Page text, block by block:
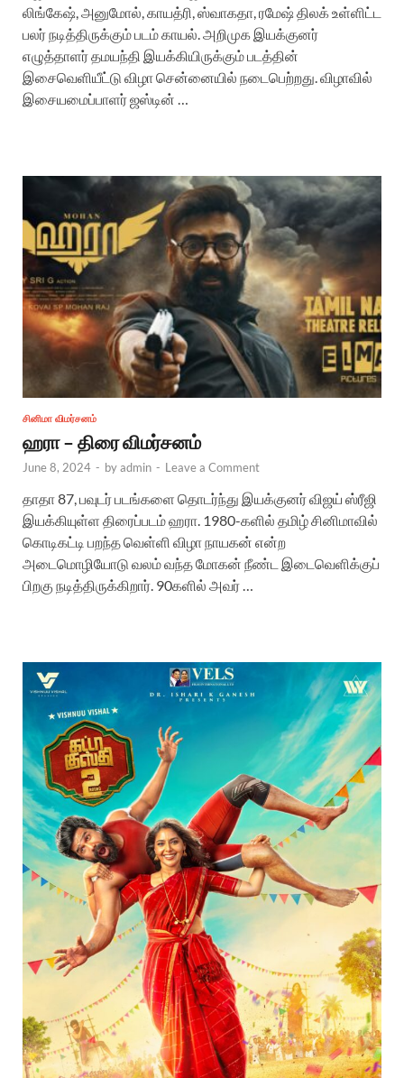
லிங்கேஷ், அனுமோல், காயத்ரி, ஸ்வாகதா, ரமேஷ் திலக் உள்ளிட்ட
பலர் நடித்திருக்கும் படம் காயல். அறிமுக இயக்குனர்
எழுத்தாளர் தமயந்தி இயக்கியிருக்கும் படத்தின்
இசைவெளியீட்டு விழா சென்னையில் நடைபெற்றது. விழாவில்
இசையமைப்பாளர் ஜஸ்டின் …
சினிமா விமர்சனம்
ஹரா – திரை விமர்சனம்
June 8, 2024 - byadmin - Leave a Comment
தாதா 87, பவுடர் படங்களை தொடர்ந்து இயக்குனர் விஜய் ஸ்ரீஜி
இயக்கியுள்ள திரைப்படம் ஹரா. 1980-களில் தமிழ் சினிமாவில்
கொடிகட்டி பறந்த வெள்ளி விழா நாயகன் என்ற
அடைமொழியோடு வலம் வந்த மோகன் நீண்ட இடைவெளிக்குப்
பிறகு நடித்திருக்கிறார். 90களில் அவர் …